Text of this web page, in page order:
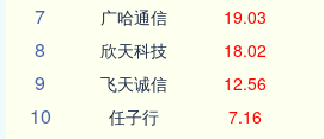
7 广哈通信 19.03
8 欣天科技 18.02
9 飞天诚信 12.56
10 任子行 7.16